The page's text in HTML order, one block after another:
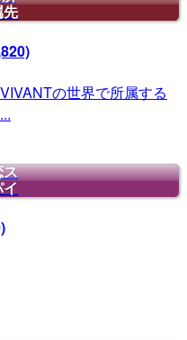
先
の世界で所属する
ス